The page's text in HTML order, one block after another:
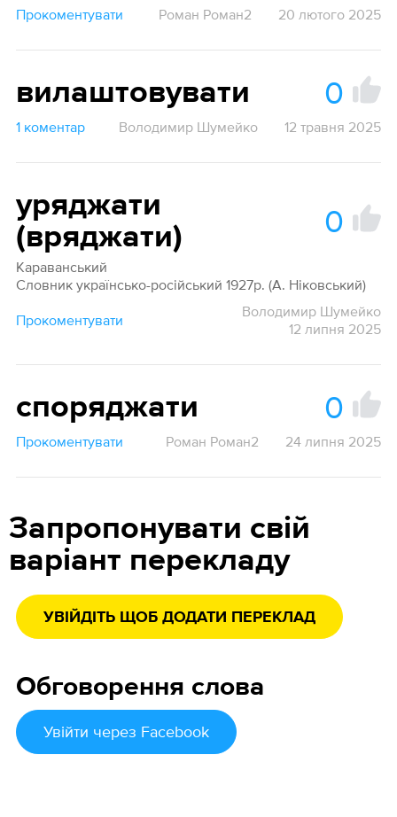
Прокоментувати Роман Роман2 20 лютого 2025
вилаштовувати 0
1 коментар Володимир Шумейко 12 травня 2025
уряджати
(вряджати)
0
Караванський
Словник українсько-російський 1927р. (А. Ніковський)
Прокоментувати
Володимир Шумейко
12 липня 2025
споряджати 0
Прокоментувати Роман Роман2 24 липня 2025
Запропонувати свій
варіант перекладу
УВІЙДІТЬ ЩОБ ДОДАТИ ПЕРЕКЛАД
Обговорення слова
Увійти через Facebook